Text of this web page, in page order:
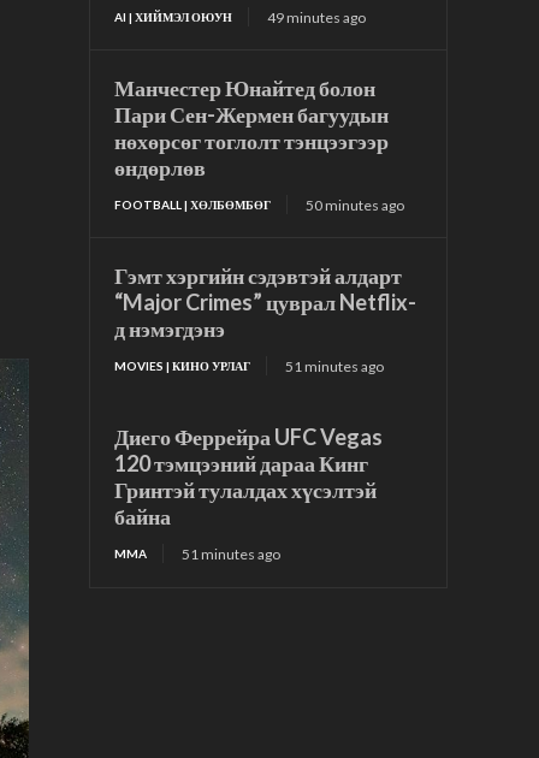
AI | ХИЙМЭЛ ОЮУН 49 minutes ago
Манчестер Юнайтед болон
Пари Сен-Жермен багуудын
нөхөрсөг тоглолт тэнцээгээр
өндөрлөв
FOOTBALL | ХӨЛБӨМБӨГ 50 minutes ago
Гэмт хэргийн сэдэвтэй алдарт
“Major Crimes” цуврал Netflix-
д нэмэгдэнэ
MOVIES | КИНО УРЛАГ 51 minutes ago
Диего Феррейра UFC Vegas
120 тэмцээний дараа Кинг
Гринтэй тулалдах хүсэлтэй
байна
MMA 51 minutes ago